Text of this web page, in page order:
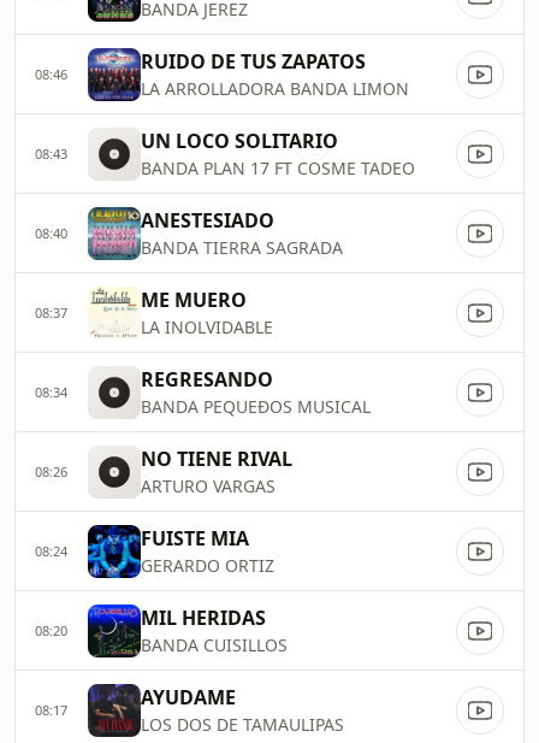
BANDA JEREZ
08:46 RUIDO DE TUS ZAPATOS
LA ARROLLADORA BANDA LIMON
08:43 UN LOCO SOLITARIO
BANDA PLAN 17 FT COSME TADEO
08:40 ANESTESIADO
BANDA TIERRA SAGRADA
08:37 ME MUERO
LA INOLVIDABLE
08:34 REGRESANDO
BANDA PEQUEÐOS MUSICAL
08:26 NO TIENE RIVAL
ARTURO VARGAS
08:24 FUISTE MIA
GERARDO ORTIZ
08:20 MIL HERIDAS
BANDA CUISILLOS
08:17 AYUDAME
LOS DOS DE TAMAULIPAS